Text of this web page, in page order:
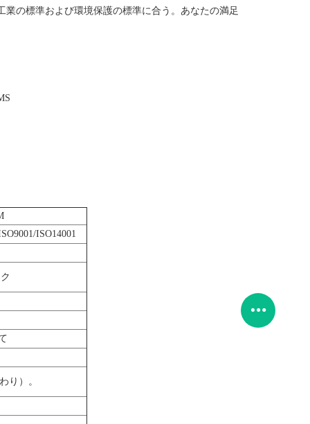
の標準および環境保護の標準に合う。あなたの満足
ISO14001
り）。